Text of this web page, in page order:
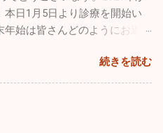
頂き、本当にとんぼ返りです
。 那覇の基地祭は内地の基
みと言う感じはなかったで
で旅客機を眺めているだけで
基地は官民両方が使用するた
人にはうれしい天候です。自
もひかずに健康状態を維持
懲りずにお出かけです（笑）
ためのお出かけをしてきまし
出勤し帰りもかなり遅くな
本日1月5日より診療を開始い
始は皆さんどのようにお過
身ともにフレッシュ出来まし
ンフルエンザ、感染性胃腸炎
っていましたが新年はどうな
１週間でしたが集団生活も
続きを読む